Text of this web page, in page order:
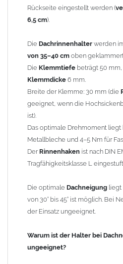
geleitet wird. Dennoch kommt es
Tropfwirkung.
Technische Details:
Passend für alleDachrinnen
FürDachrinne: Durchmesser
250 mm / Teiligkeit 8-teilig*
Material: feuerverzinkter Stahl
Wichtig:
SchneestoppoderSchneefang
Gewicht: 0,31 kg
*Berechnung der Teiligkeit: Aus
eine 2m x 1m Blechtafel so geteilt,
Dass die 2m Tafel quer und nicht
Kantungen längs der Walzrichtung
wesentlich schneller. Beispiel: 2m
Rückseite eingestellt werden (
6,5 cm).
Die Dachrinnenhalter werden
von 35–40 cm oben
Die Klemmtiefe beträgt 50
Klemmdicke 6 mm.
Breite der Klemme: 30 mm (die
geeignet, wenn die
ist).
Das optimale Drehmoment liegt
Metallbleche und 4–5 Nm für
Der Rinnenhaken ist nach DIN
Tragfähigkeitsklasse L
Die optimale Dachneigung liegt
von 30° bis 45° ist möglich. Bei
der Einsatz ungeeignet.
Warum ist der Halter bei
ungeeignet?